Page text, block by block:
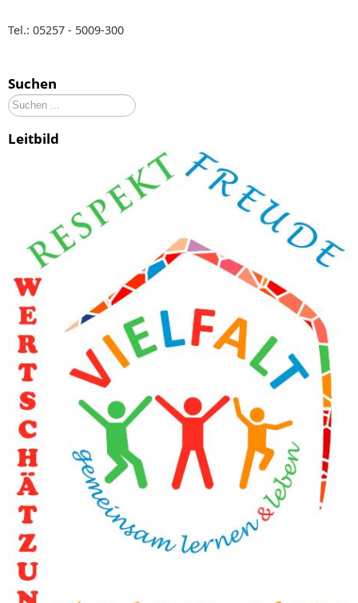
Tel.: 05257 - 5009-300
Suchen
Suchen
...
Leitbild